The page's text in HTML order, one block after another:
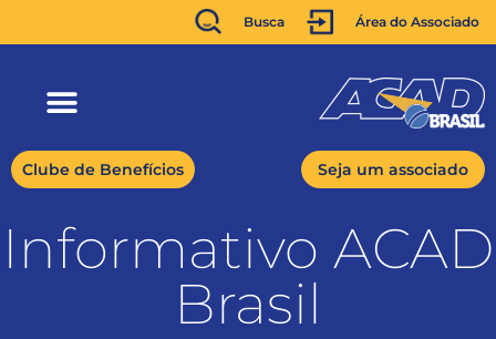
Busca Área do Associado
Clube de Benefícios Seja um associado
Informativo ACAD
Brasil